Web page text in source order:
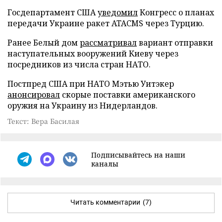
Госдепартамент СШАуведомилКонгресс о планах
передачи Украине ракет ATACMS через Турцию.
Ранее Белый домрассматривалвариант отправки
наступательных вооружений Киеву через
посредников из числа стран НАТО.
Постпред США при НАТО Мэтью Уитэкер
анонсировал скорые поставки американского
оружия на Украину из Нидерландов.
Текст: Вера Басилая
Подписывайтесь на наши
каналы
Читать комментарии (7)